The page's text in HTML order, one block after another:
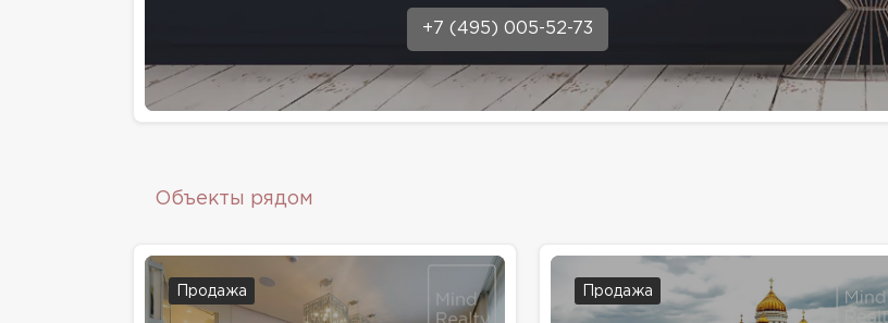
+7 (495) 005-52-73
Объекты рядом
Продажа Продажа